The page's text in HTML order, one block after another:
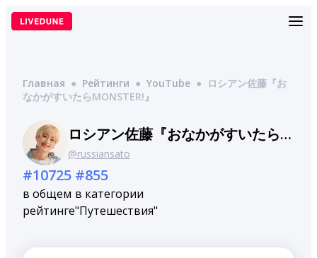
Перейти
Главная ● Рейтинги ● YouTube ●
ロシアン佐藤『お
なかがすいたらMONSTER!』
ロシアン佐藤『おなかがすいたらMONSTER!』
@russiansato
#10725
в общем
рейтинге
#855
в категории
"Путешествия"